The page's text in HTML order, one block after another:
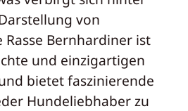
von
Rasse Bernhardiner ist
und einzigartigen
bietet faszinierende
Hundeliebhaber zu